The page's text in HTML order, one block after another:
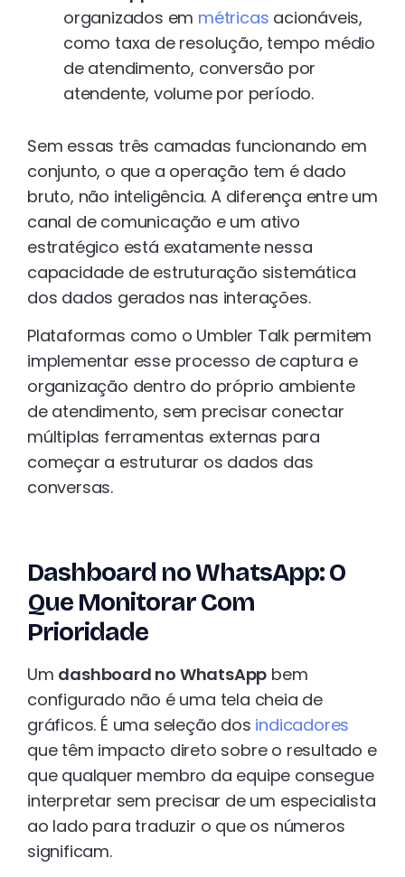
organizados em métricas acionáveis,
como taxa de resolução, tempo médio
de atendimento, conversão por
atendente, volume por período.
Sem essas três camadas funcionando em
conjunto, o que a operação tem é dado
bruto, não inteligência. A diferença entre um
canal de comunicação e um ativo
estratégico está exatamente nessa
capacidade de estruturação sistemática
dos dados gerados nas interações.
Plataformas como o Umbler Talk permitem
implementar esse processo de captura e
organização dentro do próprio ambiente
de atendimento, sem precisar conectar
múltiplas ferramentas externas para
começar a estruturar os dados das
conversas.
Dashboard no WhatsApp: O
Que Monitorar Com
Prioridade
Um dashboard no WhatsApp bem
configurado não é uma tela cheia de
gráficos. É uma seleção dos indicadores
que têm impacto direto sobre o resultado e
que qualquer membro da equipe consegue
interpretar sem precisar de um especialista
ao lado para traduzir o que os números
significam.